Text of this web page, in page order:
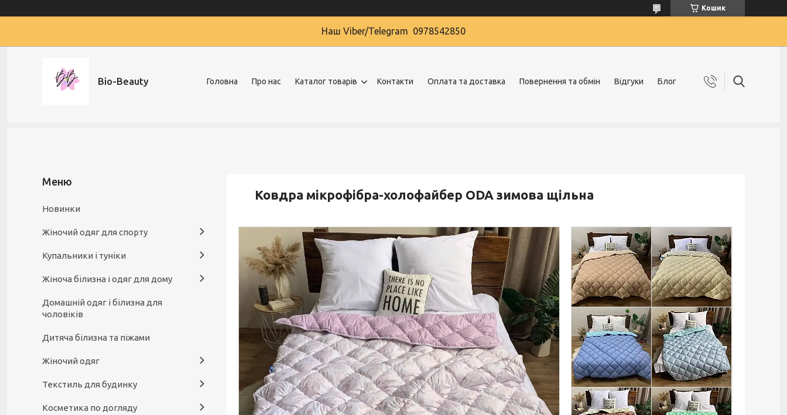
Кошик
Наш Viber/Telegram 0978542850
Bio-Beauty Головна Про нас Каталог товарів Контакти Оплата та доставка Повернення та обмін Відгуки Блог
Ковдра мікрофібра-холофайбер ODA зимова щільна
Новинки
Жіночий одяг для спорту
Купальники і туніки
Жіноча білизна і одяг для дому
Домашній одяг і білизна для
чоловіків
Дитяча білизна та піжами
Жіночий одяг
Текстиль для будинку
Косметика по догляду